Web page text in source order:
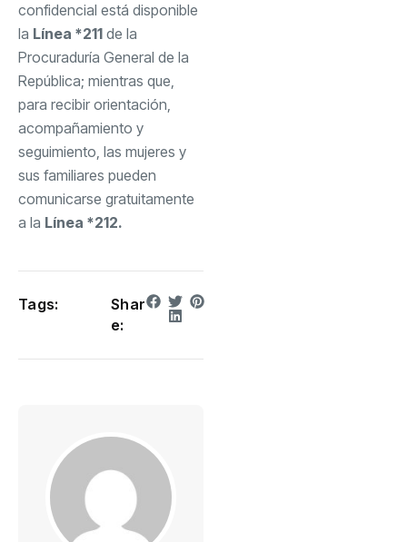
confidencial está disponible
la Línea *211 de la
Procuraduría General de la
República; mientras que,
para recibir orientación,
acompañamiento y
seguimiento, las mujeres y
sus familiares pueden
comunicarse gratuitamente
a la Línea *212.
Tags:
Shar
e: